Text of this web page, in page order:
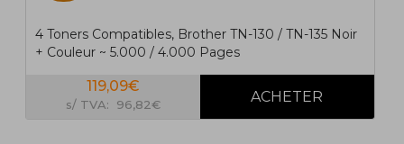
4 Toners Compatibles, Brother TN-130 / TN-135 Noir
+ Couleur ~ 5.000 / 4.000 Pages
119,09€
s/ TVA: 96,82€